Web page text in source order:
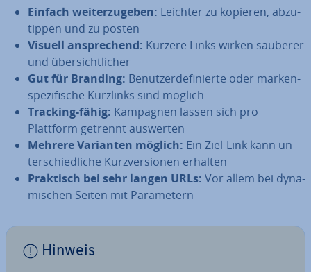
Einfach wei­ter­zu­ge­ben: Leichter zu kopieren, ab­zu­
tip­pen und zu posten
Visuell an­spre­chend: Kürzere Links wirken sauberer
und über­sicht­li­cher
Gut für Branding: Be­nut­zer­de­fi­nier­te oder mar­ken­
spe­zi­fi­sche Kurzlinks sind möglich
Tracking-fähig: Kampagnen lassen sich pro
Plattform getrennt auswerten
Mehrere Varianten möglich: Ein Ziel-Link kann un­
ter­schied­li­che Kurz­ver­sio­nen erhalten
Praktisch bei sehr langen URLs: Vor allem bei dy­na­
mi­schen Seiten mit Pa­ra­me­tern
Hinweis